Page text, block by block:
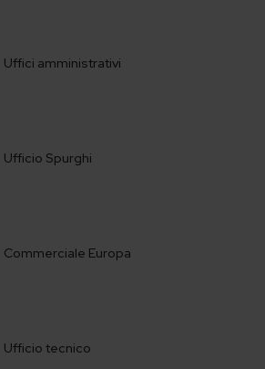
Uffici amministrativi
Ufficio Spurghi
Commerciale Europa
Ufficio tecnico